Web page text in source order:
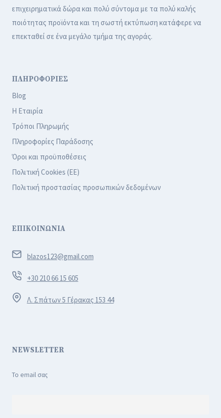
επιχειρηματικά δώρα και πολύ σύντομα με τα πολύ καλής
ποιότητας προϊόντα και τη σωστή εκτύπωση κατάφερε να
επεκταθεί σε ένα μεγάλο τμήμα της αγοράς.
ΠΛΗΡΟΦΟΡΙΕΣ
Blog
Η Εταιρία
Τρόποι Πληρωμής
Πληροφορίες Παράδοσης
Όροι και προϋποθέσεις
Πολιτική Cookies (ΕΕ)
Πολιτική προστασίας προσωπικών δεδομένων
ΕΠΙΚΟΙΝΩΝΙΑ
blazos123@gmail.com
+30 210 66 15 605
Λ. Σπάτων 5 Γέρακας 153 44
NEWSLETTER
Το email σας